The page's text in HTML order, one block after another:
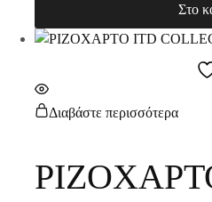
Στο
Διαβάστε περισσότερα